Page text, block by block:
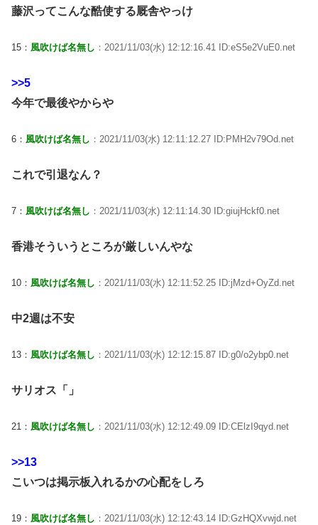
藤沢ってこんな酷使する厩舎やっけ
15： 風吹けば名無し ：2021/11/03(水) 12:12:16.41 ID:eS5e2VuE0.net
>>5
今年で最後やからや
6： 風吹けば名無し ：2021/11/03(水) 12:11:12.27 ID:PMH2v79Od.net
これで引退なん？
7： 風吹けば名無し ：2021/11/03(水) 12:11:14.30 ID:giujHckf0.net
香港そういうところが厳しいんやな
10： 風吹けば名無し ：2021/11/03(水) 12:11:52.25 ID:jMzd+OyZd.net
中2週は不安
13： 風吹けば名無し ：2021/11/03(水) 12:12:15.87 ID:g0/o2ybp0.net
サリオス「」
21： 風吹けば名無し ：2021/11/03(水) 12:12:49.09 ID:CElzI9qyd.net
>>13
こいつは掲示板入れるかの心配をしろ
19： 風吹けば名無し ：2021/11/03(水) 12:12:43.14 ID:GzHQXvwjd.net